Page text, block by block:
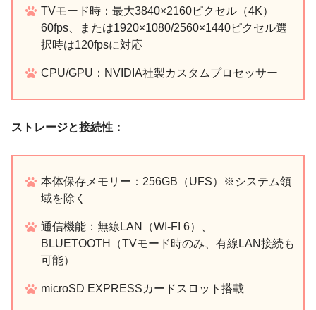
TVモード時：最大3840×2160ピクセル（4K）
60fps、または1920×1080/2560×1440ピクセル選
択時は120fpsに対応
CPU/GPU：NVIDIA社製カスタムプロセッサー
ストレージと接続性：
本体保存メモリー：256GB（UFS）※システム領
域を除く
通信機能：無線LAN（WI-FI 6）、
BLUETOOTH（TVモード時のみ、有線LAN接続も
可能）
microSD EXPRESSカードスロット搭載